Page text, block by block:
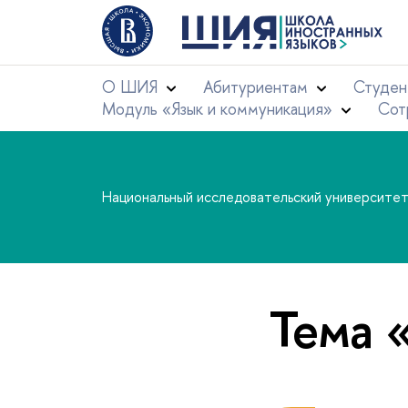
О ШИЯ Абитуриентам
Модуль «Язык и коммуникация»
Национальный исследовательский
Тема